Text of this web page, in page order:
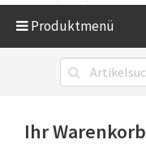
Produktmenü
Ihr Warenkorb